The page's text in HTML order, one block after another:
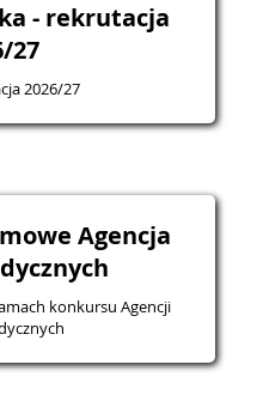
- rekrutacja
27
2026/27
Agencja
konkursu Agencji